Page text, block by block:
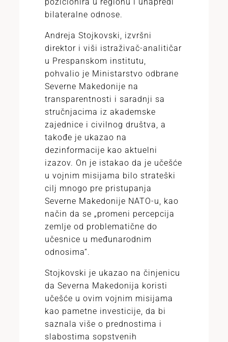
bilateralne odnose.
Andreja Stojkovski, izvršni
direktor i viši istraživač-analitičar
u Prespanskom institutu,
pohvalio je Ministarstvo odbrane
Severne Makedonije na
transparentnosti i saradnji sa
stručnjacima iz akademske
zajednice i civilnog društva, a
takođe je ukazao na
dezinformacije kao aktuelni
izazov. On je istakao da je učešće
u vojnim misijama bilo strateški
cilj mnogo pre pristupanja
Severne Makedonije NATO-u, kao
način da se „promeni percepcija
zemlje od problematične do
učesnice u međunarodnim
odnosima“.
Stojkovski je ukazao na činjenicu
da Severna Makedonija koristi
učešće u ovim vojnim misijama
kao pametne investicije, da bi
saznala više o prednostima i
slabostima sopstvenih